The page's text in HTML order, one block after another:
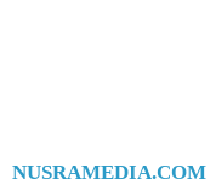
NUSRAMEDIA.COM